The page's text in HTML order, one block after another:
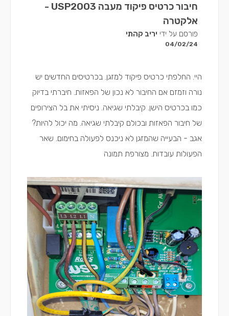
חיבור כרטיס פיקוד מעבה USP2003 -
אלקטרה
פורסם על ידי יריב קהתי
04/02/24
היי. החלפתי כרטיס פיקוד למזגן. בכרטיסים החדשים יש
נורה וזמזם אם החיבור לא נכון של הפאזות. חיברתי בדיוק
כמו בכרטיס הישן. קיבלתי שגיאה. ניסיתי את בל הצירופים
של חיבור הפאזות ובכולם קיבלתי שגיאה. מה יכול להיות?
אגב - הבעייה שהמזגן לא ניכנס לפעולה בחימום. שאר
הפעולות עובדות. מצורפת תמונה